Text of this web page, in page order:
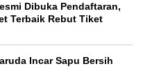
Dibuka Pendaftaran,
Terbaik Rebut Tiket
Incar Sapu Bersih